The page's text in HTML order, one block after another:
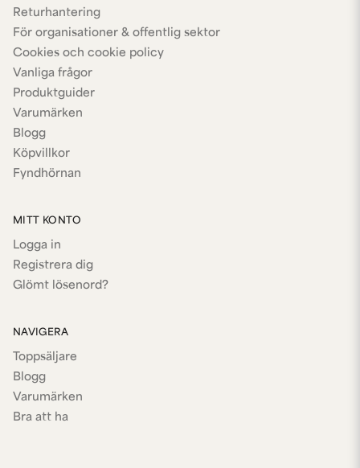
Returhantering
För organisationer & offentlig sektor
Cookies och cookie policy
Vanliga frågor
Produktguider
Varumärken
Blogg
Köpvillkor
Fyndhörnan
MITT KONTO
Logga in
Registrera dig
Glömt lösenord?
NAVIGERA
Toppsäljare
Blogg
Varumärken
Bra att ha